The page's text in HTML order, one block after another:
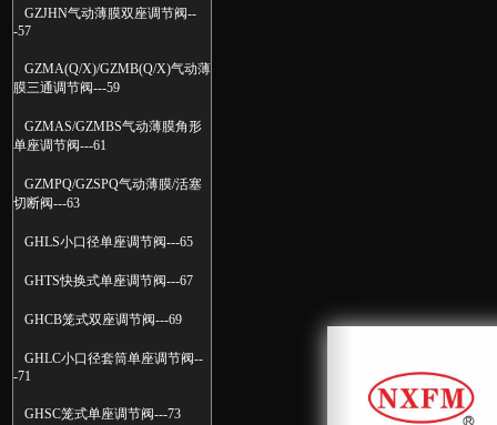
GZJHN气动薄膜双座调节阀--
-57
GZMA(Q/X)/GZMB(Q/X)气动薄
膜三通调节阀---59
GZMAS/GZMBS气动薄膜角形
单座调节阀---61
GZMPQ/GZSPQ气动薄膜/活塞
切断阀---63
GHLS小口径单座调节阀---65
GHTS快换式单座调节阀---67
GHCB笼式双座调节阀---69
GHLC小口径套筒单座调节阀--
-71
GHSC笼式单座调节阀---73